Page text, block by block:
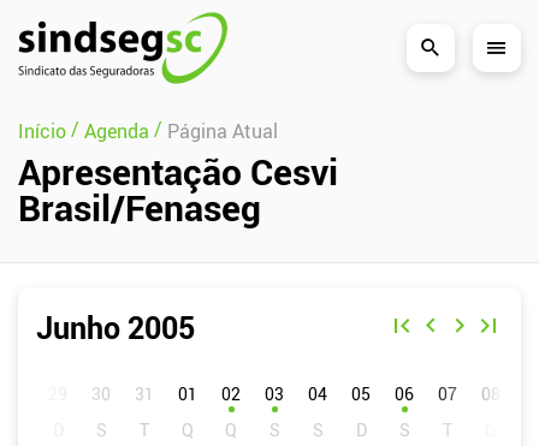
Pular Navegação (s)
Início/ Agenda / Página Atual
Apresentação Cesvi
Brasil/Fenaseg
Junho 2005
01 02 03 04 05 06 07 08